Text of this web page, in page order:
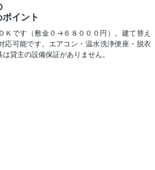
イント
Ｋです（敷金０→６８０００円）。建て替え
応可能です。エアコン・温水洗浄便座・脱衣
貸主の設備保証がありません。